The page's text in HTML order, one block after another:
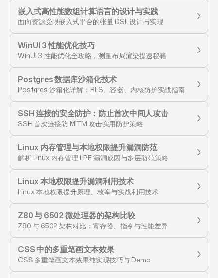
嵌入式高性能数组计算语言的设计与实践
面向资源受限嵌入式平台的张量 DSL 设计与实现
WinUI 3 性能优化技巧
WinUI 3 性能优化全攻略，测量布局渲染提速秘籍
Postgres 数据库沙箱化技术
Postgres 沙箱化详解：RLS、容器、内核防护实战指南
SSH 连接的安全防护：防止首次中间人攻击
SSH 首次连接防 MITM 攻击实用防护策略
Linux 内存管理与本地权限提升漏洞防范
解析 Linux 内存管理 LPE 漏洞成因与多层防范策略
Linux 本地权限提升漏洞利用技术
Linux 本地权限提升原理、枚举与实战利用技术
Z80 与 6502 微处理器的架构比较
Z80 与 6502 架构对比：寄存器、指令与性能差异
CSS 中的多重笔画文本效果
CSS 多重笔画文本效果纯实现技巧与 Demo